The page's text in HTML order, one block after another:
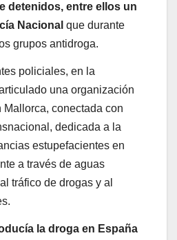
detenidos, entre ellos un
Nacional que durante
grupos antidroga.
policiales, en la
una organización
conectada con
dedicada a la
estupefacientes en
a través de aguas
tráfico de drogas y al
la droga en España